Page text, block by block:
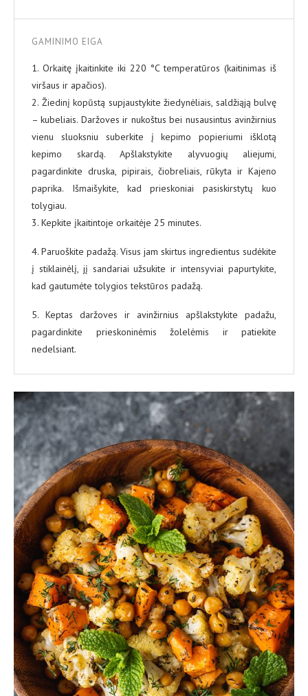
GAMINIMO EIGA
1. Orkaitę įkaitinkite iki 220 °C temperatūros (kaitinimas iš
viršaus ir apačios).
2. Žiedinį kopūstą supjaustykite žiedynėliais, saldžiąją bulvę
– kubeliais. Daržoves ir nukoštus bei nusausintus avinžirnius
vienu sluoksniu suberkite į kepimo popieriumi išklotą
kepimo skardą. Apšlakstykite alyvuogių aliejumi,
pagardinkite druska, pipirais, čiobreliais, rūkyta ir Kajeno
paprika. Išmaišykite, kad prieskoniai pasiskirstytų kuo
tolygiau.
3. Kepkite įkaitintoje orkaitėje 25 minutes.
4. Paruoškite padažą. Visus jam skirtus ingredientus sudėkite
į stiklainėlį, jį sandariai užsukite ir intensyviai papurtykite,
kad gautumėte tolygios tekstūros padažą.
5. Keptas daržoves ir avinžirnius apšlakstykite padažu,
pagardinkite prieskoninėmis žolelėmis ir patiekite
nedelsiant.